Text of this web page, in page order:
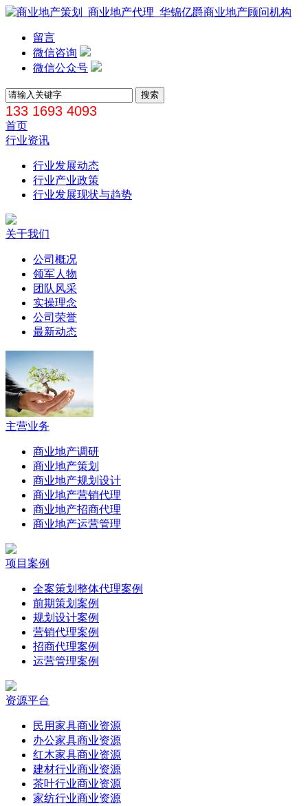
留言
微信咨询
微信公众号
133 1693 4093
首页
行业资讯
行业发展动态
行业产业政策
行业发展现状与趋势
关于我们
公司概况
领军人物
团队风采
实操理念
公司荣誉
最新动态
主营业务
商业地产调研
商业地产策划
商业地产规划设计
商业地产营销代理
商业地产招商代理
商业地产运营管理
项目案例
全案策划整体代理案例
前期策划案例
规划设计案例
营销代理案例
招商代理案例
运营管理案例
资源平台
民用家具商业资源
办公家具商业资源
红木家具商业资源
建材行业商业资源
茶叶行业商业资源
家纺行业商业资源